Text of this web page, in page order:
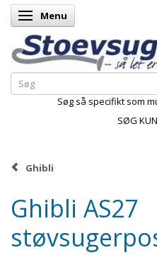
Skifte navigation
Menu
Søg så specifikt som
SØG
Ghibli
Ghibli AS27